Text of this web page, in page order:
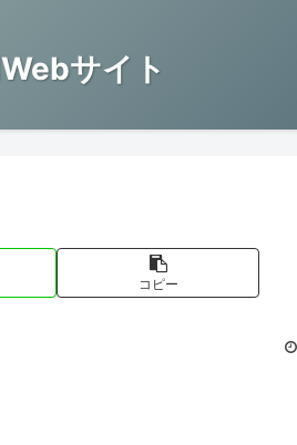
サイト
コピー